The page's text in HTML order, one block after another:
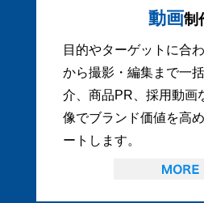
動画制
目的やターゲットに合
から撮影・編集まで一
介、商品PR、採用動画
像でブランド価値を高
ートします。